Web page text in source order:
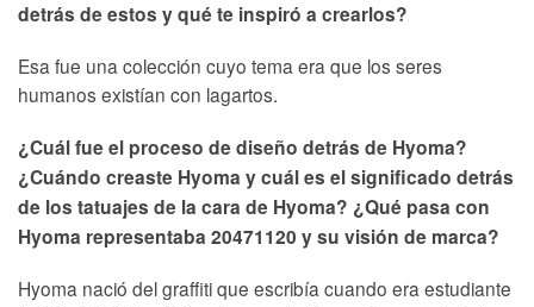
detrás de estos y qué te inspiró a crearlos?
Esa fue una colección cuyo tema era que los seres
humanos existían con lagartos.
¿Cuál fue el proceso de diseño detrás de Hyoma?
¿Cuándo creaste Hyoma y cuál es el significado detrás
de los tatuajes de la cara de Hyoma? ¿Qué pasa con
Hyoma representaba 20471120 y su visión de marca?
Hyoma nació del graffiti que escribía cuando era estudiante